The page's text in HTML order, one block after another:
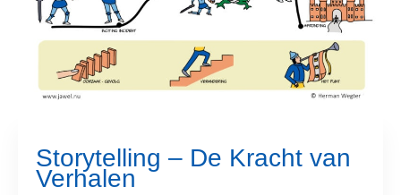
Storytelling – De Kracht van
Verhalen